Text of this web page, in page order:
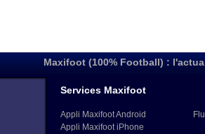
Maxifoot (100% Football) :
Services Maxifoot
Appli Maxifoot Android
Appli Maxifoot iPhone